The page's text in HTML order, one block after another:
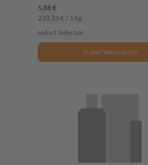
5,88 €
233,33 € / 1 kg
sofort lieferbar
In den Warenkorb